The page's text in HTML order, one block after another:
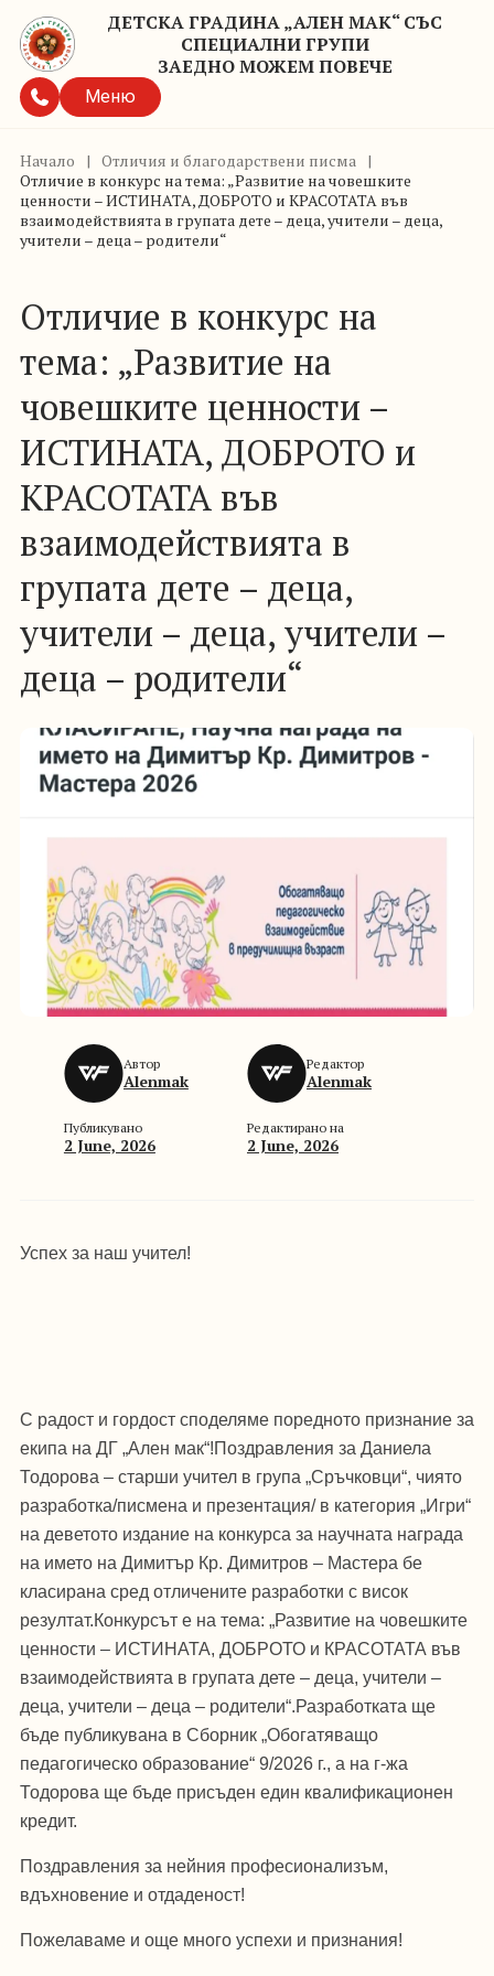
ДЕТСКА ГРАДИНА „АЛЕН МАК“ СЪС
СПЕЦИАЛНИ ГРУПИ
ЗАЕДНО МОЖЕМ ПОВЕЧЕ
Меню
Начало | Отличия и благодарствени писма |
Отличие в конкурс на тема: „Развитие на човешките
ценности – ИСТИНАТА, ДОБРОТО и КРАСОТАТА във
взаимодействията в групата дете – деца, учители – деца,
учители – деца – родители“
Отличие в конкурс на
тема: „Развитие на
човешките ценности –
ИСТИНАТА, ДОБРОТО и
КРАСОТАТА във
взаимодействията в
групата дете – деца,
учители – деца, учители –
деца – родители“
Автор
Alenmak
Редактор
Alenmak
Публикувано
2 June, 2026
Редактирано на
2 June, 2026
Успех за наш учител!
С радост и гордост споделяме поредното признание за
екипа на ДГ „Ален мак“!Поздравления за Даниела
Тодорова – старши учител в група „Сръчковци“, чиято
разработка/писмена и презентация/ в категория „Игри“
на деветото издание на конкурса за научната награда
на името на Димитър Кр. Димитров – Мастера бе
класирана сред отличените разработки с висок
резултат.Конкурсът е на тема: „Развитие на човешките
ценности – ИСТИНАТА, ДОБРОТО и КРАСОТАТА във
взаимодействията в групата дете – деца, учители –
деца, учители – деца – родители“.Разработката ще
бъде публикувана в Сборник „Обогатяващо
педагогическо образование“ 9/2026 г., а на г-жа
Тодорова ще бъде присъден един квалификационен
кредит.
Поздравления за нейния професионализъм,
вдъхновение и отдаденост!
Пожелаваме и още много успехи и признания!